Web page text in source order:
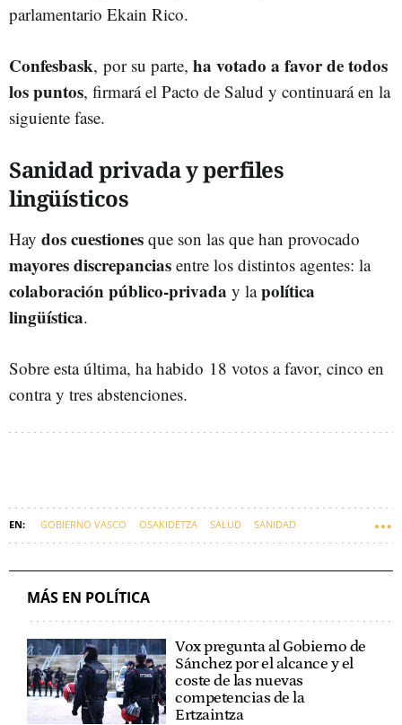
parlamentario Ekain Rico.
Confesbask, por su parte, ha votado a favor de todos
los puntos, firmará el Pacto de Salud y continuará en la
siguiente fase.
Sanidad privada y perfiles
lingüísticos
Hay dos cuestiones que son las que han provocado
mayores discrepancias entre los distintos agentes: la
colaboración público-privada y lapolítica
lingüística.
Sobre esta última, ha habido 18 votos a favor, cinco en
contra y tres abstenciones.
GOBIERNO VASCO OSAKIDETZA SALUD SANIDAD
MÁS EN POLÍTICA
Vox pregunta al Gobierno de
Sánchez por el alcance y el
coste de las nuevas
competencias de la
Ertzaintza